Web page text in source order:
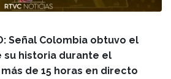
Señal Colombia obtuvo el
su historia durante el
de 15 horas en directo